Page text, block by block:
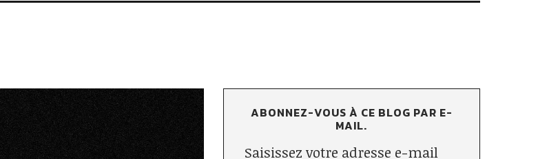
ABONNEZ-VOUS À CE BLOG PAR E-
MAIL.
Saisissez votre adresse e-mail